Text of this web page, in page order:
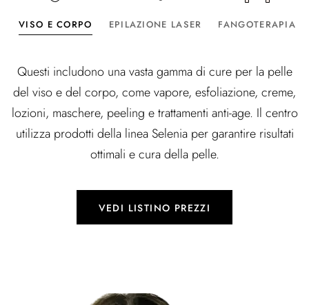
VISO E CORPO EPILAZIONE LASER FANGOTERAPIA
Questi includono una vasta gamma di cure per la pelle
del viso e del corpo, come vapore, esfoliazione, creme,
lozioni, maschere, peeling e trattamenti anti-age. Il centro
utilizza prodotti della linea Selenia per garantire risultati
ottimali e cura della pelle.
VEDI LISTINO PREZZI